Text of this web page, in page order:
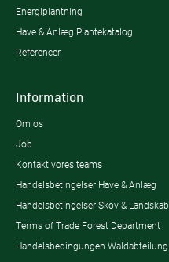
Energiplantning
Have & Anlæg Plantekatalog
Referencer
Information
Om os
Job
Kontakt vores teams
Handelsbetingelser Have & Anlæg
Handelsbetingelser Skov & Landskab
Terms of Trade Forest Department
Handelsbedingungen Waldabteilung